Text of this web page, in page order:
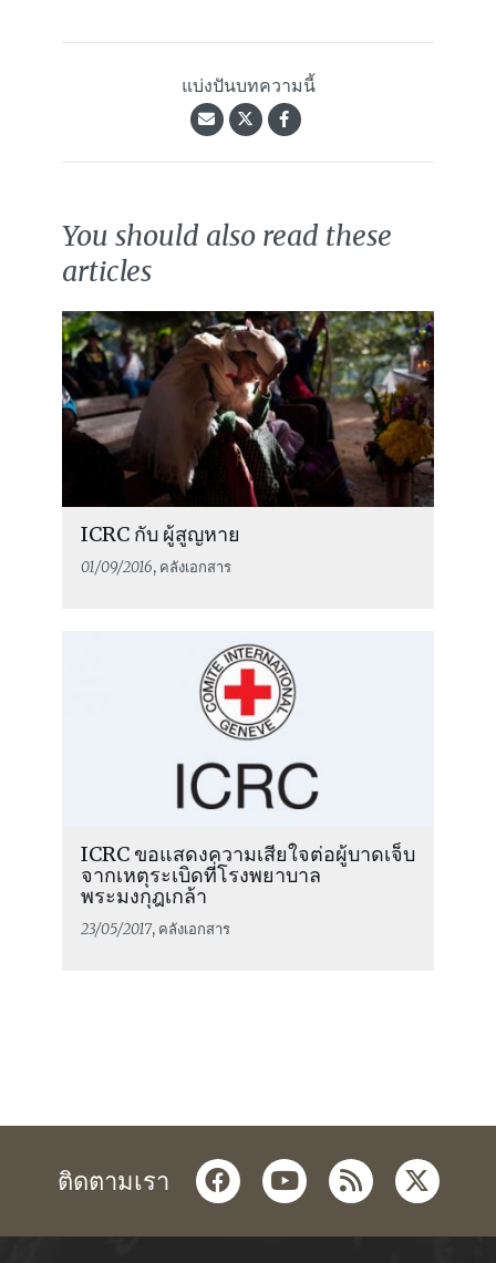
แบ่งปันบทความนี้
You should also read these
articles
ICRC กับ ผู้สูญหาย
01/09/2016, คลังเอกสาร
ICRC ขอแสดงความเสียใจต่อผู้บาดเจ็บ
จากเหตุระเบิดที่โรงพยาบาล
พระมงกุฎเกล้า
23/05/2017, คลังเอกสาร
ติดตามเรา facebookyoutube
rss twitter